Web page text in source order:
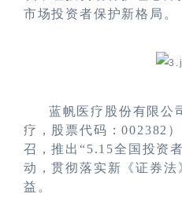
市场投资者保护新格局。
蓝帆医疗股份有限公
疗，股票代码：002382
召，推出“5.15全国投资
动，贯彻落实新《证券
益。